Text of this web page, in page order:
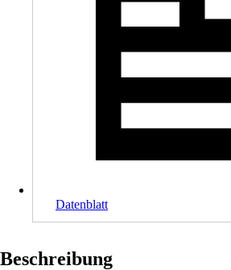
Datenblatt
Beschreibung